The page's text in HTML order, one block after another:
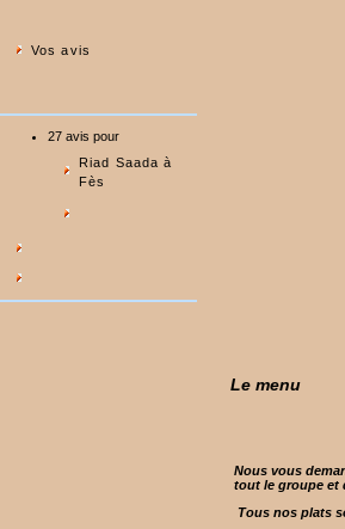
Vos avis
27 avis pour
Riad Saada à
Fès
Le menu
Nous vous
tout le groupe et
Tous nos plats